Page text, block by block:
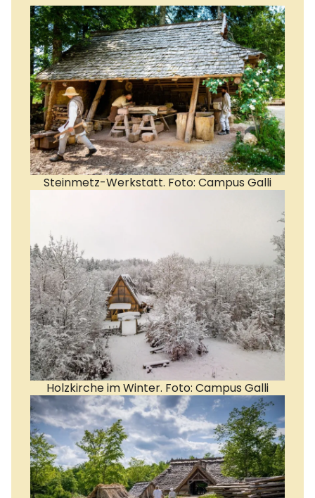
Steinmetz-Werkstatt. Foto: Campus Galli
Holzkirche im Winter. Foto: Campus Galli